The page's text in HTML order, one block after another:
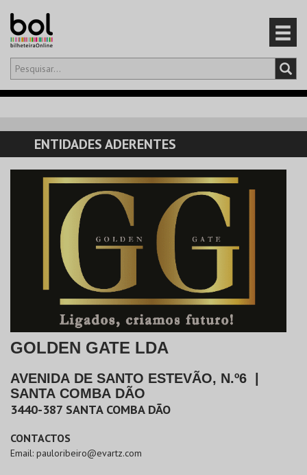
Olá,iniciar sessão
CARRINHO
EVENTOS
PRODUTOS
ENTIDADES ADERENTES
GOLDEN GATE LDA
AVENIDA DE SANTO ESTEVÃO, N.º6
SANTA COMBA DÃO
3440-387 SANTA COMBA DÃO
CONTACTOS
Email: pauloribeiro@evartz.com